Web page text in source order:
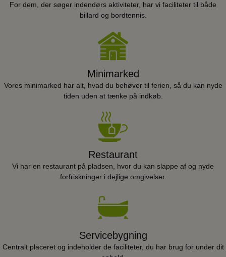
For dem, der søger indendørs aktiviteter, har vi faciliteter til både
billard og bordtennis.
Minimarked
Vores minimarked har alt, hvad du behøver til ferien, så du kan nyde
tiden uden at tænke på indkøb.
Restaurant
Vi har en restaurant på pladsen, hvor du kan slappe af og nyde
forfriskninger i dejlige omgivelser.
Servicebygning
Centralt placeret og indeholder de faciliteter, du har brug for under dit